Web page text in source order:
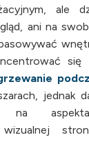
ale
ani na
jednak